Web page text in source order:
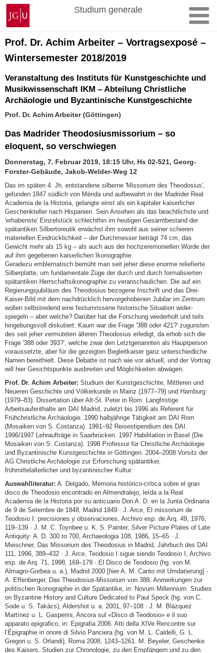
Zum
Inhalt
springen
Johannes
Gutenberg-
Universität
Mainz
Studium generale
Prof. Dr. Achim Arbeiter – Vortragsexposé –
Wintersemester 2018/2019
Veranstaltung des Instituts für Kunstgeschichte und
Musikwissenschaft IKM – Abteilung Christliche
Archäologie und Byzantinische Kunstgeschichte
Prof. Dr. Achim Arbeiter (Göttingen)
Das Madrider Theodosiusmissorium – so
eloquent, so verschwiegen
Donnerstag, 7. Februar 2019, 18:15 Uhr, Hs 02-521, Georg-
Forster-Gebäude, Jakob-Welder-Weg 12
Das im späten 4. Jh. entstandene silberne 'Missorium des Theodosius',
gefunden 1847 südlich von Mérida und aufbewahrt in der Madrider Real
Academia de la Historia, gelangte einst als ein kapitaler kaiserlicher
Geschenkteller nach Hispanien. Sein Ansehen als das beachtlichste und
'erhabenste' Einzelstück schlecht­hin im heutigen Gesamtbestand der
spätantiken Silbertoreutik erwächst ihm sowohl aus seiner schieren
materiellen Eindrücklichkeit – der Durchmesser beträgt 74 cm, das
Gewicht mehr als 15 kg – als auch aus der hochzeremoniellen Würde der
auf ihm gegebenen kaiserlichen Ikonographie.
Geradezu emblematisch bemüht man seit jeher diese enorme reliefierte
Silberplatte, um fundamentale Züge der durch und durch formalisierten
spätantiken Herrschaftsikonographie zu veranschaulichen. Die auf ein
Regierungsjubiläum des Theodosius bezogene Inschrift und das Drei-
Kaiser-Bild mit dem nachdrücklich hervorgehobenen Jubilar im Zentrum
wollen selbstredend eine festumrissene historische Situation wider­
spiegeln – aber welche? Darüber hat die Forschung wiederholt und teils
hingebungsvoll diskutiert: Kaum war die Frage '388 oder 421?' zugunsten
des seit jeher vermuteten älteren Theodosius erledigt, da erhob sich die
Frage '388 oder 393?', welche zwar den Letztgenannten als Hauptperson
voraussetzte, aber für die gezeigten Begleitkaiser ganz unterschiedliche
Namen bereithielt. Diese Debatte ist nach wie vor aktuell, und der Vortrag
will hier Gesichtspunkte ausbreiten und Möglichkeiten abwägen.
Prof. Dr. Achim Arbeiter: Studium der Kunstgeschichte, Mittleren und
Neueren Geschichte und Völker­kunde in Mainz (1977–79) und Hamburg
(1979–83). Dissertation über Alt-St. Peter in Rom. Langfristige
Arbeitsaufenthalte am DAI Madrid, zuletzt bis 1996 als Referent für
Frühchristliche Archäologie. 1990 halbjährige Tätigkeit am DAI Rom
(Mosaiken von S. Costanza). 1991–92 Reisestipendium des DAI.
1996/1997 Lehraufträge in Saarbrücken. 1997 Habilitation in Basel (Die
Mosaiken von S. Costanza). 1998 Professur für Christliche Archäologie
und Byzantinische Kunstgeschichte in Göttingen. 2004–2008 Vorsitz der
AG Christliche Archäologie zur Erforschung spätantiker,
frühmittelalterlicher und byzantinischer Kultur.
Auswahlliteratur: A. Delgado, Memoria histórico-crítica sobre el gran
disco de Theodosio encontrado en Almendralejo, leída a la Real
Academia de la Historia por su anticuario Don A. D. en la Junta Ordinaria
de 9 de Setembre de 1848, Madrid 1849 · J. Arce, El missorium de
Teodosio I: precisiones y observaciones, Archivo esp. de Arq. 49, 1976,
119–139 · J. M. C. Toynbee u. K. S. Painter, Silver Picture Plates of Late
Antiquity: A. D. 300 to 700, Archaeologia 108, 1986, 15–65 · J.
Meischner, Das Missorium des Theodosius in Madrid, Jahrbuch des DAI
111, 1996, 389–432 · J. Arce, Teodosio I sigue siendo Teodosio I, Archivo
esp. de Arq. 71, 1998, 169–179 · El Disco de Teodosio (hg. von M.
Almagro-Gorbea u. a.), Madrid 2000 [hier A. M. Canto mit Umdatierung] ·
A. Effenberger, Das Theodosius-Missorium von 388. Anmerkungen zur
politischen Ikonographie in der Spätantike, in: Novum Millennium. Studies
on Byzantine History and Culture Dedicated to Paul Speck (hg. von C.
Sode u. S. Takács), Aldershot u. a. 2001, 97–108 · J. M. Blázquez
Martínez u. L. Gasperini, Ancora sul «Disco di Teodosio» e il suo
apparato epigrafico, in: Epigrafia 2006. Atti della XIVe Rencontre sur
l’Épigraphie in onore di Silvio Panciera (hg. von M. L. Caldelli, G. L.
Gregori u. S. Orlandi), Roma 2008, 1243–1261. M. Beyeler, Geschenke
des Kaisers. Studien zur Chronologie, zu den Empfängern und zu den